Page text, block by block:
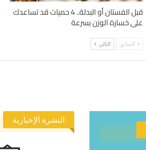
قبل الفستان أو البدلة.. 4 حميات قد تساعدك
على خسارة الوزن بسرعة
السابق التالي
النشرة الإخبارية